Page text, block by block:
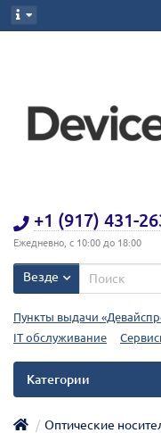
+1 (917) 431-
Ежедневно, с 10:00 до 18:00
Везде
Пункты выдачи
IT обслуживание
Категории
Оптические